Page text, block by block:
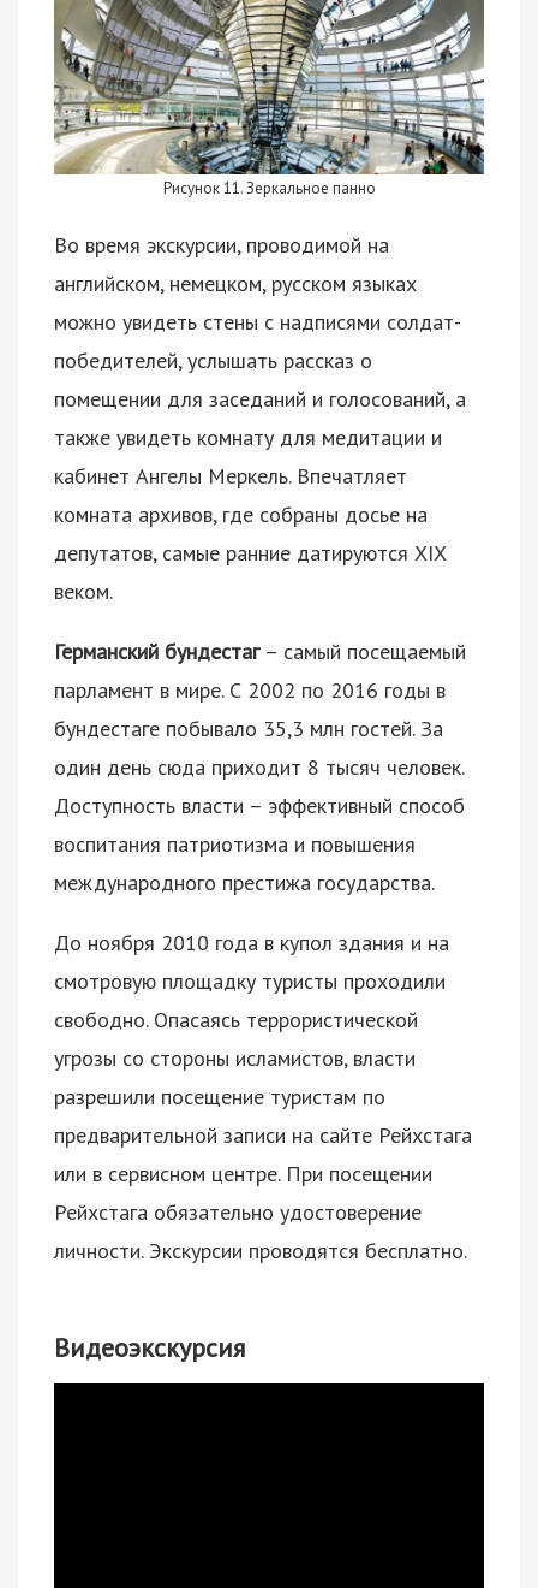
Рисунок 11. Зеркальное панно
Во время экскурсии, проводимой на
английском, немецком, русском языках
можно увидеть стены с надписями солдат-
победителей, услышать рассказ о
помещении для заседаний и голосований, а
также увидеть комнату для медитации и
кабинет Ангелы Меркель. Впечатляет
комната архивов, где собраны досье на
депутатов, самые ранние датируются XIX
веком.
Германский бундестаг– самый посещаемый
парламент в мире. С 2002 по 2016 годы в
бундестаге побывало 35,3 млн гостей. За
один день сюда приходит 8 тысяч человек.
Доступность власти – эффективный способ
воспитания патриотизма и повышения
международного престижа государства.
До ноября 2010 года в купол здания и на
смотровую площадку туристы проходили
свободно. Опасаясь террористической
угрозы со стороны исламистов, власти
разрешили посещение туристам по
предварительной записи на сайте Рейхстага
или в сервисном центре. При посещении
Рейхстага обязательно удостоверение
личности. Экскурсии проводятся бесплатно.
Видеоэкскурсия